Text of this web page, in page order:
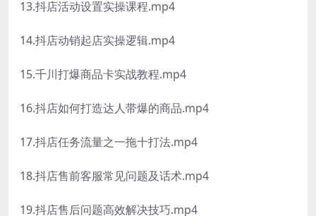
13.抖店活动设置实操课程.mp4
14.抖店动销起店实操逻辑.mp4
15.千川打爆商品卡实战教程.mp4
16.抖店如何打造达人带爆的商品.mp4
17.抖店任务流量之一拖十打法.mp4
18.抖店售前客服常见问题及话术.mp4
19.抖店售后问题高效解决技巧.mp4